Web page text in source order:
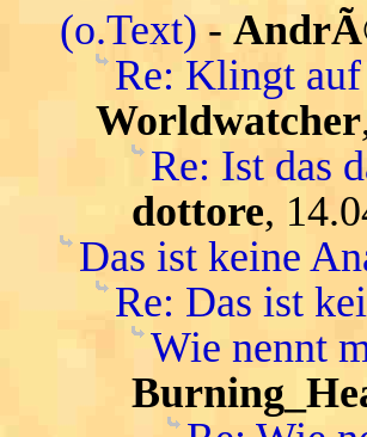
(o.Text) -
Re: Klingt auf
Worldwatcher
Re: Ist das
dottore,
Das ist keine
Re: Das ist
Wie nennt